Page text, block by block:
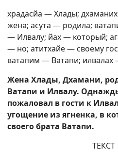
храдасйа — Хлады;
жена; асута — родила;
— Илвалу; йах — который;
— но; атитхайе — своему
ватапим — Ватапи; илвалах
Жена Хлады, Дхамани,
Ватапи и Илвалу.
пожаловал в гости к
угощение из ягненка, в
своего брата Ватапи.
ТЕКСТ